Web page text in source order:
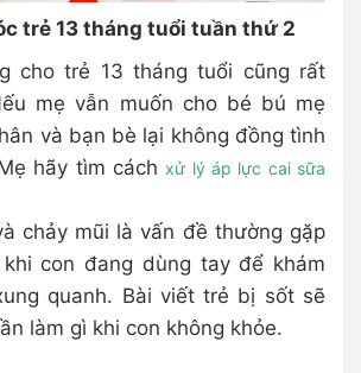
trẻ 13 tháng tuổi tuần thứ 2
cho trẻ 13 tháng tuổi cũng rất
mẹ vẫn muốn cho bé bú mẹ
và bạn bè lại không đồng tình
hãy tìm cáchxử lý áp lực cai sữa
chảy mũi là vấn đề thường gặp
con đang dùng tay để khám
quanh. Bài viết trẻ bị sốt sẽ
làm gì khi con không khỏe.